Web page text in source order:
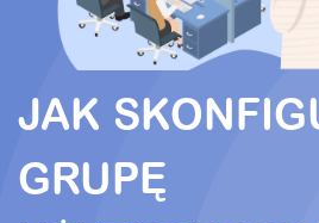
JAK
GRUPĘ